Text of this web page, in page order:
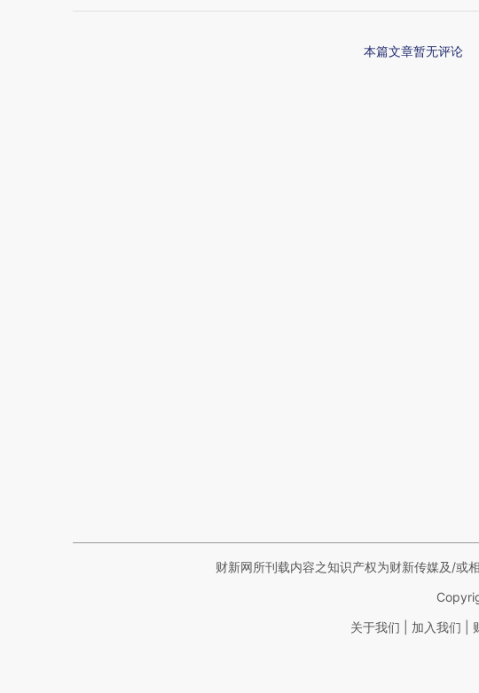
本篇文章暂无评论
财新网所刊载内容之知识产权为财新传媒及/或
关于我们 加入我们